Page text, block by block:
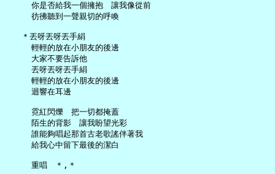
     你是否給我一個擁抱　讓我像從前
     彷彿聽到一聲親切的呼喚
   ＊丟呀丟呀丟手絹
     輕輕的放在小朋友的後邊
     大家不要告訴他
     丟呀丟呀丟手絹
     輕輕的放在小朋友的後邊
     迴響在耳邊
     霓紅閃爍　把一切都掩蓋
     陌生的背影　讓我盼望光彩
     誰能夠唱起那首古老歌謠伴著我
     給我心中留下最後的潔白